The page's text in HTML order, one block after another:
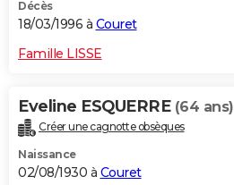
Décès
18/03/1996 à Couret
Famille LISSE
Eveline ESQUERRE (64 ans)
Créer une cagnotte obsèques
Naissance
02/08/1930 à Couret